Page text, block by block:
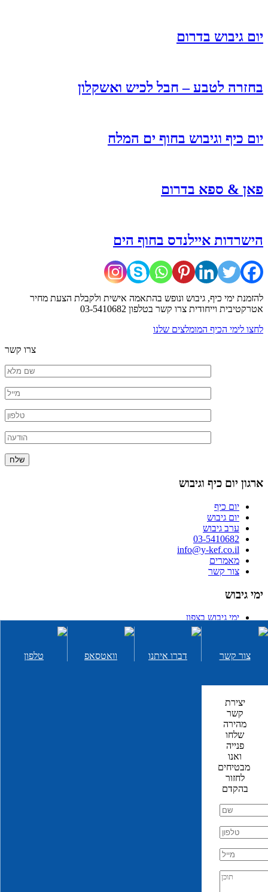
יום גיבוש בדרום
בחזרה לטבע – חבל לכיש ואשקלון
יום כיף וגיבוש בחוף ים המלח
פאן & ספא בדרום
הישרדות איילנדס בחוף הים
להזמנת ימי כיף, גיבוש ונופש בהתאמה אישית ולקבלת הצעת מחיר
אטרקטיבית וייחודית צרו קשר בטלפון 03-5410682
לחצו לימי הכיף המומלצים שלנו
צרו קשר
ארגון יום כיף וגיבוש
יום כיף
יום גיבוש
ערב גיבוש
03-5410682
info@y-kef.co.il
מאמרים
צור קשר
ימי גיבוש
ימי גיבוש בצפון
ימי גיבוש במרכז
ימי גיבוש בדרום
סדנאות אלכוהול לימי גיבוש
יום כיף בצפון
יום כיף במרכז
יום כיף בדרום
יום כיף בים המלח
יום כיף וגיבוש בווילה
יום כיף וגיבוש בים המלח
ימי כיף לחברות ועובדים
ערבי גיבוש
ערב גיבוש
ערבי גיבוש לצוות
ערב גיבוש לקבוצות
ערב גיבוש לחברות
ערב גיבוש לעובדים במרכז
טלפון וואטסאפ דברו איתנו צור קשר
יצירת
קשר
מהירה
שלחו
פנייה
ואנו
מבטיחים
לחזור
בהקדם